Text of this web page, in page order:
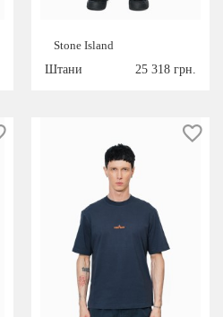
Stone Island
Штани
25 318 грн.